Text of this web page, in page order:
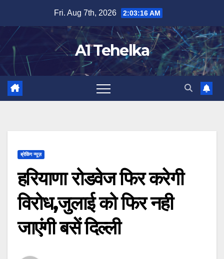
content
Fri. Aug 7th, 2026 2:03:17 AM
A1 Tehelka
ब्रेकिंग न्यूज़
हरियाणा रोडवेज फिर करेगी
विरोध,जुलाई को फिर नही
जाएंगी बसें दिल्ली